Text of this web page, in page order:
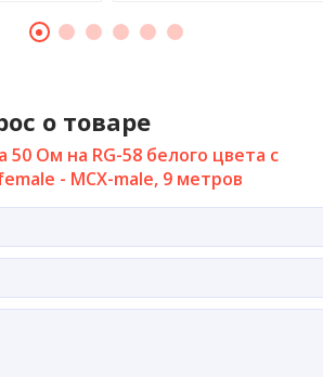
о товаре
50 Ом на RG-58 белого цвета с
- MCX-male, 9 метров